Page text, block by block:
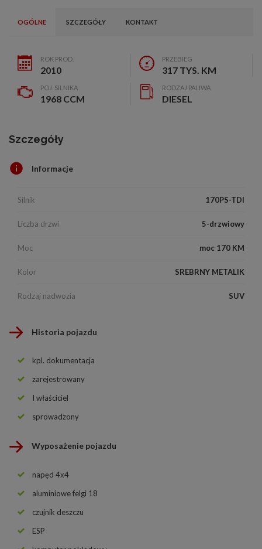
OGÓLNE SZCZEGÓŁY KONTAKT
ROK PROD.
2010
PRZEBIEG
317 TYS. KM
POJ. SILNIKA
1968 CCM
RODZAJ PALIWA
DIESEL
Szczegóły
Informacje
Silnik 170PS-TDI
Liczba drzwi 5-drzwiowy
Moc moc 170 KM
Kolor SREBRNY METALIK
Rodzaj nadwozia SUV
Historia pojazdu
kpl. dokumentacja
zarejestrowany
I właściciel
sprowadzony
Wyposażenie pojazdu
napęd 4x4
aluminiowe felgi 18
czujnik deszczu
ESP